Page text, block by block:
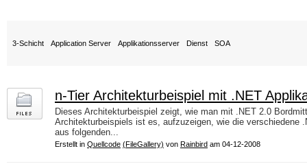
3-Schicht Application Server Applikationsserver Dienst SOA
n-Tier Architekturbeispiel mit .NET
Dieses Architekturbeispiel zeigt, wie man mit .NET 2.0
Architekturbeispiels ist es, aufzuzeigen, wie die verschiedene
aus folgenden...
Erstellt in Quellcode (FileGallery) von Rainbird am 04-12-2008